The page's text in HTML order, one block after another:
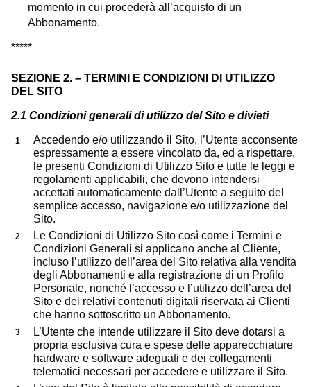
momento in cui procederà all’acquisto di un
Abbonamento.
*****
SEZIONE 2. – TERMINI E CONDIZIONI DI UTILIZZO
DEL SITO
2.1 Condizioni generali di utilizzo del Sito e divieti
Accedendo e/o utilizzando il Sito, l’Utente acconsente
espressamente a essere vincolato da, ed a rispettare,
le presenti Condizioni di Utilizzo Sito e tutte le leggi e
regolamenti applicabili, che devono intendersi
accettati automaticamente dall’Utente a seguito del
semplice accesso, navigazione e/o utilizzazione del
Sito.
Le Condizioni di Utilizzo Sito così come i Termini e
Condizioni Generali si applicano anche al Cliente,
incluso l’utilizzo dell’area del Sito relativa alla vendita
degli Abbonamenti e alla registrazione di un Profilo
Personale, nonché l’accesso e l’utilizzo dell’area del
Sito e dei relativi contenuti digitali riservata ai Clienti
che hanno sottoscritto un Abbonamento.
L’Utente che intende utilizzare il Sito deve dotarsi a
propria esclusiva cura e spese delle apparecchiature
hardware e software adeguati e dei collegamenti
telematici necessari per accedere e utilizzare il Sito.